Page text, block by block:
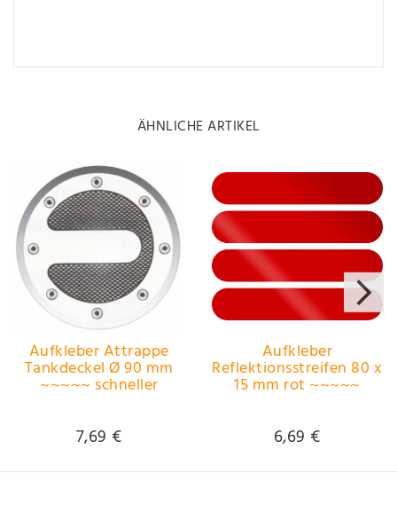
ÄHNLICHE ARTIKEL
Aufkleber Attrappe
Tankdeckel Ø 90 mm
~~~~~ schneller
7,69 €
Aufkleber
Reflektionsstreifen 80 x
15 mm rot ~~~~~
~~~~~
6,69 €